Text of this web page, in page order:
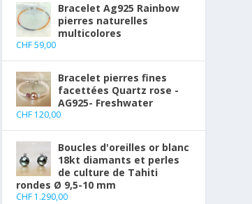
Bracelet Ag925 Rainbow
pierres naturelles
multicolores
CHF59,00
Bracelet pierres fines
facettées Quartz rose -
AG925- Freshwater
CHF 120,00
Boucles d'oreilles or blanc
18kt diamants et perles
de culture de Tahiti
rondes Ø 9,5-10 mm
CHF 1.290,00